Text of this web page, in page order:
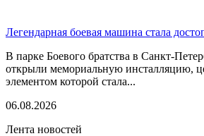
Легендарная боевая машина стала
В парке Боевого братства в Санкт-
открыли мемориальную инсталляцию,
элементом которой стала...
06.08.2026
Лента новостей